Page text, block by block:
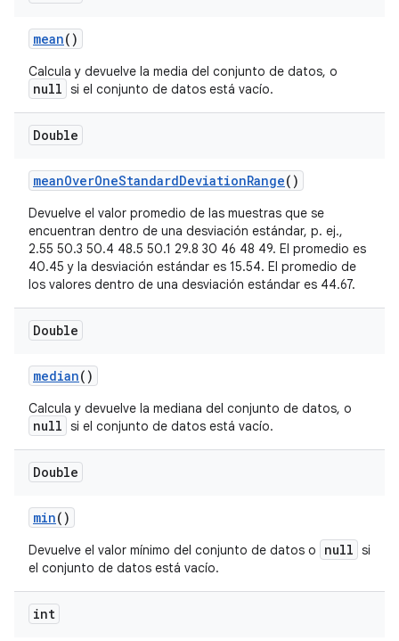
mean()
Calcula y devuelve la media del conjunto de datos, o
null si el conjunto de datos está vacío.
Double
meanOverOneStandardDeviationRange()
Devuelve el valor promedio de las muestras que se
encuentran dentro de una desviación estándar, p. ej.,
2.55 50.3 50.4 48.5 50.1 29.8 30 46 48 49. El promedio es
40.45 y la desviación estándar es 15.54. El promedio de
los valores dentro de una desviación estándar es 44.67.
Double
median()
Calcula y devuelve la mediana del conjunto de datos, o
null si el conjunto de datos está vacío.
Double
min()
Devuelve el valor mínimo del conjunto de datos o null si
el conjunto de datos está vacío.
int